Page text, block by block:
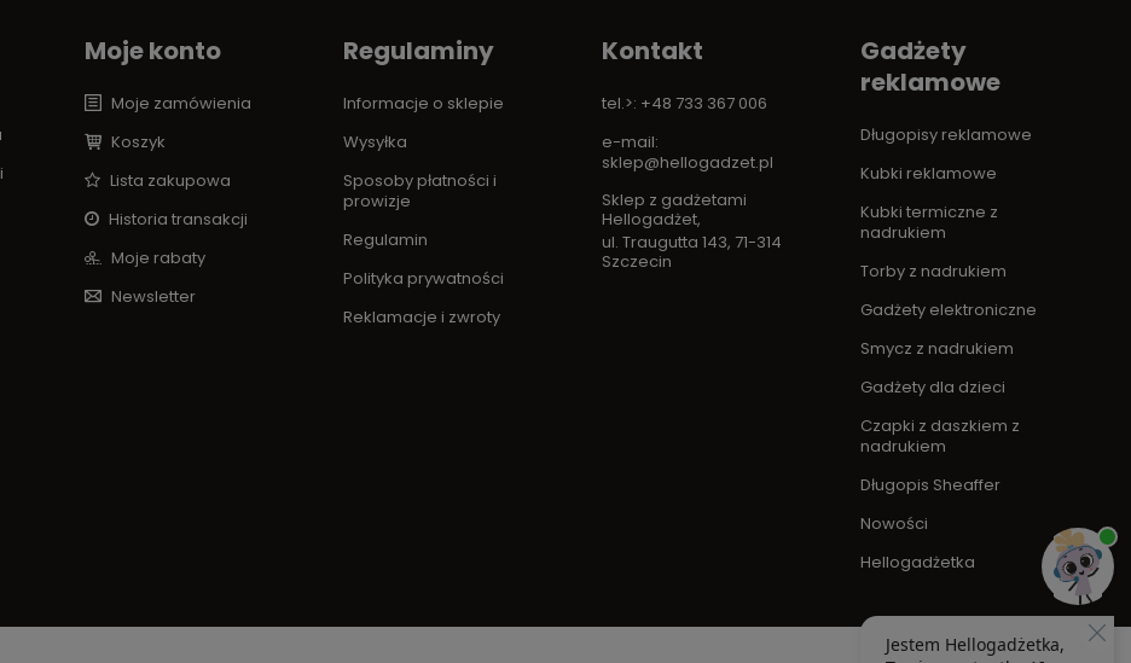
Moje konto
Moje zamówienia
Koszyk
Lista zakupowa
Historia transakcji
Moje rabaty
Newsletter
Regulaminy
Informacje o sklepie
Wysyłka
Sposoby płatności i
prowizje
Regulamin
Polityka prywatności
Reklamacje i zwroty
Kontakt
tel.>: +48 733 367 006
e-mail:
sklep@hellogadzet.pl
Sklep z gadżetami
Hellogadżet,
ul. Traugutta 143, 71-314
Szczecin
Gadżety
reklamowe
Długopisy reklamowe
Kubki reklamowe
Kubki termiczne z
nadrukiem
Torby z nadrukiem
Gadżety elektroniczne
Smycz z nadrukiem
Gadżety dla dzieci
Czapki z daszkiem z
nadrukiem
Długopis Sheaffer
Nowości
Hellogadżetka